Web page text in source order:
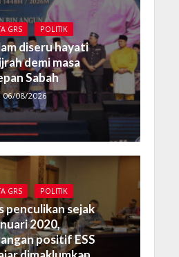
GRS POLITIK
diseru hayati
demi masa
Sabah
06/08/2026
GRS POLITIK
penculikan sejak
2020,
positif ESS